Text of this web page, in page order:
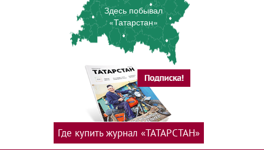
Здесь побывал
«Татарстан»
Где купить журнал «ТАТАРСТАН»